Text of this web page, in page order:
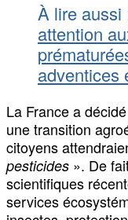
À lire aussi
attention
adventices
La France a
une transition
citoyens
pesticides ». De
scientifiques
services